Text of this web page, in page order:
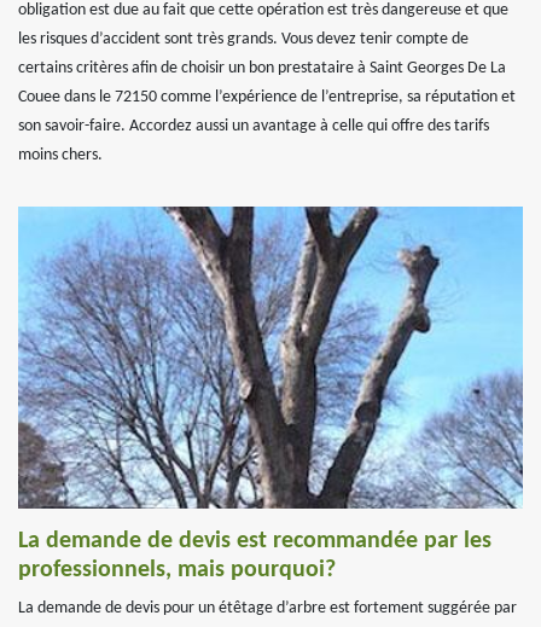
obligation est due au fait que cette opération est très dangereuse et que
les risques d’accident sont très grands. Vous devez tenir compte de
certains critères afin de choisir un bon prestataire à Saint Georges De La
Couee dans le 72150 comme l’expérience de l’entreprise, sa réputation et
son savoir-faire. Accordez aussi un avantage à celle qui offre des tarifs
moins chers.
La demande de devis est recommandée par les
professionnels, mais pourquoi?
La demande de devis pour un étêtage d’arbre est fortement suggérée par